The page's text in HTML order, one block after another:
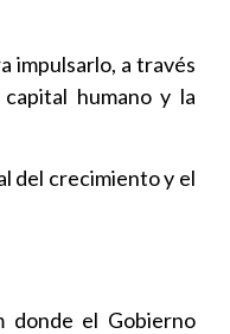
impulsarlo, a través
humano y la
del crecimiento y el
donde el Gobierno